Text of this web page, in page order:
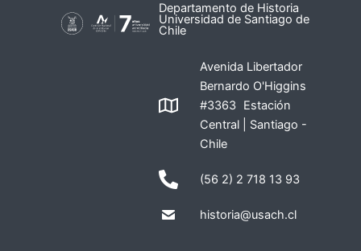
Departamento de Historia
Universidad de Santiago de
Chile
Avenida Libertador
Bernardo O'Higgins
#3363 Estación
Central | Santiago -
Chile
(56 2) 2 718 13 93
historia@usach.cl